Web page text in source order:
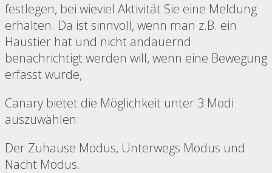
festlegen, bei wieviel Aktivität Sie eine Meldung
erhalten. Da ist sinnvoll, wenn man z.B. ein
Haustier hat und nicht andauernd
benachrichtigt werden will, wenn eine Bewegung
erfasst wurde,
Canary bietet die Möglichkeit unter 3 Modi
auszuwählen:
Der Zuhause Modus, Unterwegs Modus und
Nacht Modus.